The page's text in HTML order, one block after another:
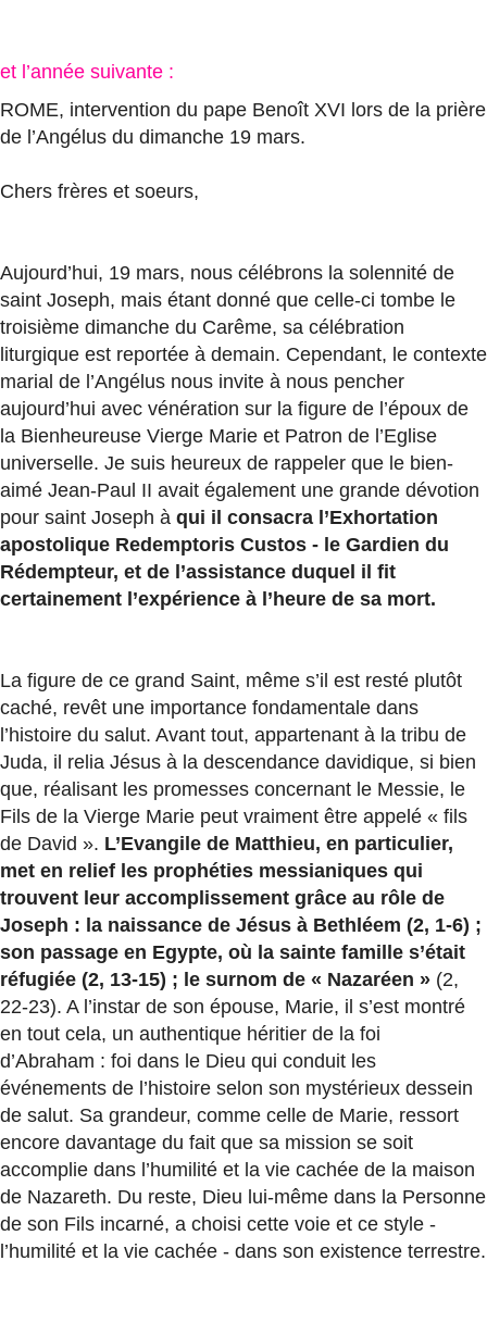
et l’année suivante :
ROME, intervention du pape Benoît XVI lors de la prière
de l’Angélus du dimanche 19 mars.
Chers frères et soeurs,
Aujourd’hui, 19 mars, nous célébrons la solennité de
saint Joseph, mais étant donné que celle-ci tombe le
troisième dimanche du Carême, sa célébration
liturgique est reportée à demain. Cependant, le contexte
marial de l’Angélus nous invite à nous pencher
aujourd’hui avec vénération sur la figure de l’époux de
la Bienheureuse Vierge Marie et Patron de l’Eglise
universelle. Je suis heureux de rappeler que le bien-
aimé Jean-Paul II avait également une grande dévotion
pour saint Joseph à qui il consacra l’Exhortation
apostolique Redemptoris Custos - le Gardien du
Rédempteur, et de l’assistance duquel il fit
certainement l’expérience à l’heure de sa mort.
La figure de ce grand Saint, même s’il est resté plutôt
caché, revêt une importance fondamentale dans
l’histoire du salut. Avant tout, appartenant à la tribu de
Juda, il relia Jésus à la descendance davidique, si bien
que, réalisant les promesses concernant le Messie, le
Fils de la Vierge Marie peut vraiment être appelé « fils
de David ». L’Evangile de Matthieu, en particulier,
met en relief les prophéties messianiques qui
trouvent leur accomplissement grâce au rôle de
Joseph : la naissance de Jésus à Bethléem (2, 1-6) ;
son passage en Egypte, où la sainte famille s’était
réfugiée (2, 13-15) ; le surnom de « Nazaréen » (2,
22-23). A l’instar de son épouse, Marie, il s’est montré
en tout cela, un authentique héritier de la foi
d’Abraham : foi dans le Dieu qui conduit les
événements de l’histoire selon son mystérieux dessein
de salut. Sa grandeur, comme celle de Marie, ressort
encore davantage du fait que sa mission se soit
accomplie dans l’humilité et la vie cachée de la maison
de Nazareth. Du reste, Dieu lui-même dans la Personne
de son Fils incarné, a choisi cette voie et ce style -
l’humilité et la vie cachée - dans son existence terrestre.